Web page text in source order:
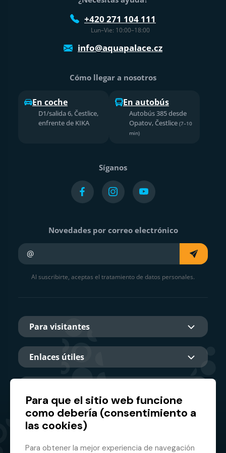
+420 271 104 111
Lun–Vie: 10:00–18:00
info@aquapalace.cz
Cómo llegar a nosotros
En coche
D1/salida 6, Čestlice,
enfrente de KIKA
En autobús
Autobús 385 desde
Opatov, Čestlice (7–10
min)
Síganos
Novedades por correo electrónico
Al suscribirte, aceptas el tratamiento de datos personales.
Para visitantes
Enlaces útiles
Socio principal
Para que el sitio web funcione
como debería (consentimiento a
las cookies)
Para obtener la mejor experiencia de navegación